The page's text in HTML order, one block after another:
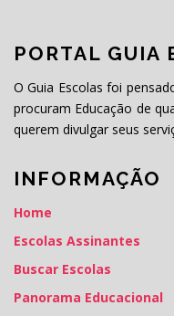
PORTAL GUIA
O Guia Escolas foi
procuram Educação de
querem divulgar seus
INFORMAÇÃO
Home
Escolas Assinantes
Buscar Escolas
Panorama Educacional